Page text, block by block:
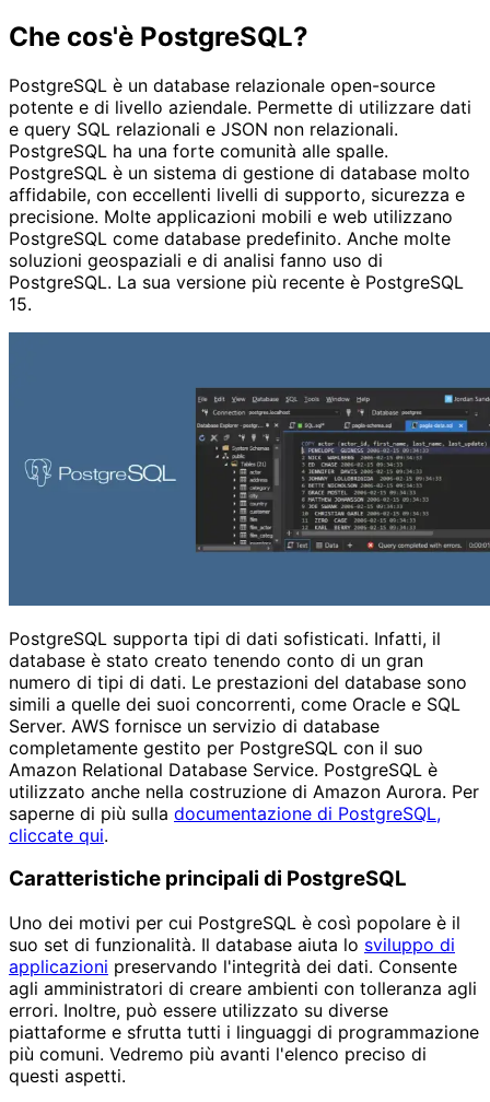
Che cos'è PostgreSQL?
PostgreSQL è un database relazionale open-source
potente e di livello aziendale. Permette di utilizzare dati
e query SQL relazionali e JSON non relazionali.
PostgreSQL ha una forte comunità alle spalle.
PostgreSQL è un sistema di gestione di database molto
affidabile, con eccellenti livelli di supporto, sicurezza e
precisione. Molte applicazioni mobili e web utilizzano
PostgreSQL come database predefinito. Anche molte
soluzioni geospaziali e di analisi fanno uso di
PostgreSQL. La sua versione più recente è PostgreSQL
15.
PostgreSQL supporta tipi di dati sofisticati. Infatti, il
database è stato creato tenendo conto di un gran
numero di tipi di dati. Le prestazioni del database sono
simili a quelle dei suoi concorrenti, come Oracle e SQL
Server. AWS fornisce un servizio di database
completamente gestito per PostgreSQL con il suo
Amazon Relational Database Service. PostgreSQL è
utilizzato anche nella costruzione di Amazon Aurora. Per
saperne di più sulla documentazione di PostgreSQL,
cliccate qui.
Caratteristiche principali di PostgreSQL
Uno dei motivi per cui PostgreSQL è così popolare è il
suo set di funzionalità. Il database aiuta lo sviluppo di
applicazioni preservando l'integrità dei dati. Consente
agli amministratori di creare ambienti con tolleranza agli
errori. Inoltre, può essere utilizzato su diverse
piattaforme e sfrutta tutti i linguaggi di programmazione
più comuni. Vedremo più avanti l'elenco preciso di
questi aspetti.